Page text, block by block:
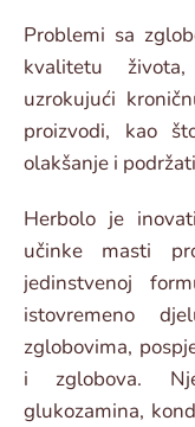
Problemi sa
kvalitetu
uzrokujući
proizvodi, kao
olakšanje i
Herbolo je
učinke masti
jedinstvenoj
istovremeno
zglobovima,
i zglobova.
glukozamina,